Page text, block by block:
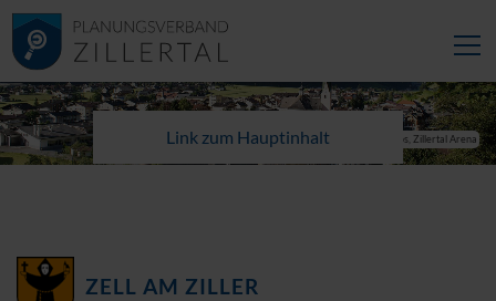
Link zum Hauptinhalt© Tourismusverband Zell-Gerlos, Zillertal Arena
ZELL AM ZILLER